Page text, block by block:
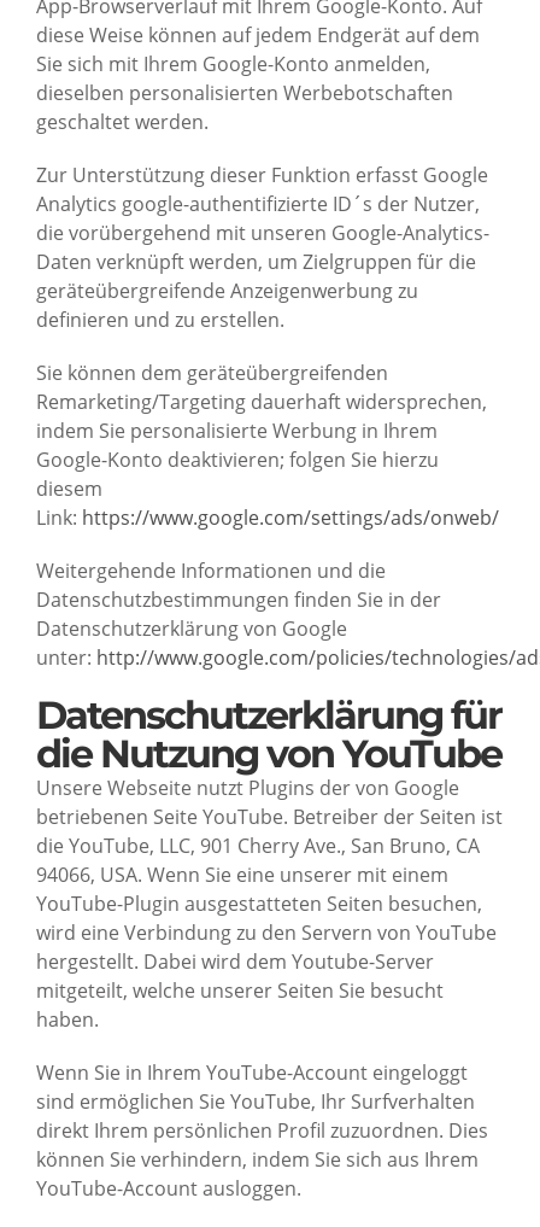
App-Browserverlauf mit Ihrem Google-Konto. Auf
diese Weise können auf jedem Endgerät auf dem
Sie sich mit Ihrem Google-Konto anmelden,
dieselben personalisierten Werbebotschaften
geschaltet werden.
Zur Unterstützung dieser Funktion erfasst Google
Analytics google-authentifizierte ID´s der Nutzer,
die vorübergehend mit unseren Google-Analytics-
Daten verknüpft werden, um Zielgruppen für die
geräteübergreifende Anzeigenwerbung zu
definieren und zu erstellen.
Sie können dem geräteübergreifenden
Remarketing/Targeting dauerhaft widersprechen,
indem Sie personalisierte Werbung in Ihrem
Google-Konto deaktivieren; folgen Sie hierzu
diesem
Link: https://www.google.com/settings/ads/onweb/
Weitergehende Informationen und die
Datenschutzbestimmungen finden Sie in der
Datenschutzerklärung von Google
unter: http://www.google.com/policies/technologies/
Datenschutzerklärung für
die Nutzung von YouTube
Unsere Webseite nutzt Plugins der von Google
betriebenen Seite YouTube. Betreiber der Seiten ist
die YouTube, LLC, 901 Cherry Ave., San Bruno, CA
94066, USA. Wenn Sie eine unserer mit einem
YouTube-Plugin ausgestatteten Seiten besuchen,
wird eine Verbindung zu den Servern von YouTube
hergestellt. Dabei wird dem Youtube-Server
mitgeteilt, welche unserer Seiten Sie besucht
haben.
Wenn Sie in Ihrem YouTube-Account eingeloggt
sind ermöglichen Sie YouTube, Ihr Surfverhalten
direkt Ihrem persönlichen Profil zuzuordnen. Dies
können Sie verhindern, indem Sie sich aus Ihrem
YouTube-Account ausloggen.